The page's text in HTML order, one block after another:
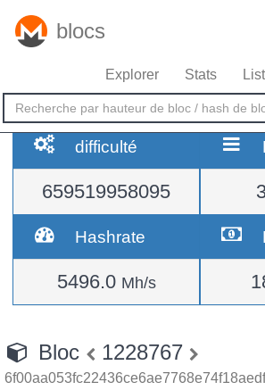
blocs
Explorer Stats
difficulté
659519958095
Hashrate
5496.0 Mh/s
Bloc 1228767